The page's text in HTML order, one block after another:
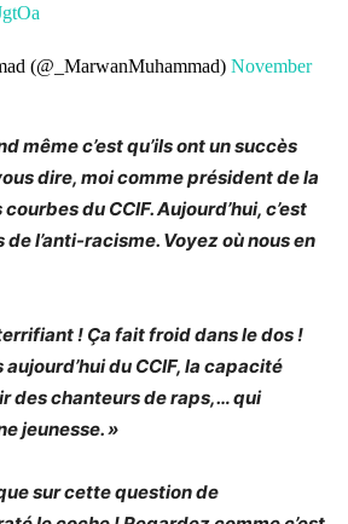
(@_MarwanMuhammad) November
même c’est qu’ils ont un succès
dire, moi comme président de la
du CCIF. Aujourd’hui, c’est
l’anti-racisme. Voyez où nous en
! Ça fait froid dans le dos !
du CCIF, la capacité
des chanteurs de raps,… qui
jeunesse. »
sur cette question de